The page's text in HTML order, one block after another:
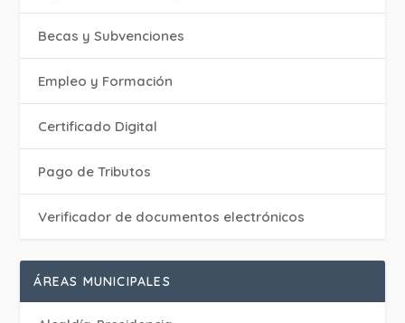
Becas y Subvenciones
Empleo y Formación
Certificado Digital
Pago de Tributos
Verificador de documentos electrónicos
ÁREAS MUNICIPALES